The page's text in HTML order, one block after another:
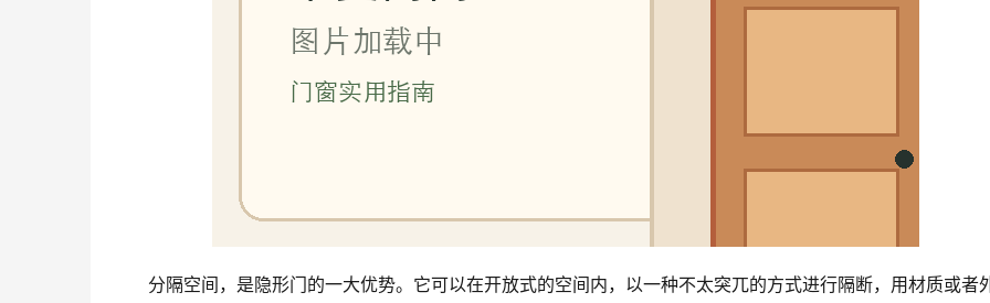
分隔空间，是隐形门的一大优势。它可以在开放式的空间内，以一种不太突兀的方式进行隔断，用材质或者